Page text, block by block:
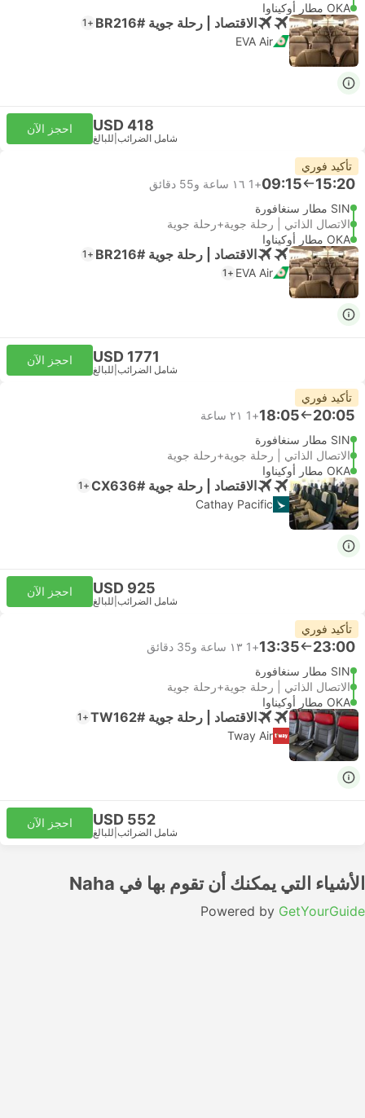
OKA مطار أوكيناوا
الاقتصاد | رحلة جوية #BR216 +1
EVA Air
USD 418
شامل الضرائب للبالغ
احجز الآن
تأكيد فوري
15:20
09:15
+1
١٦ ساعة و‫55 دقائق
SIN مطار سنغافورة
الاتصال الذاتي | رحلة جوية+رحلة جوية
OKA مطار أوكيناوا
الاقتصاد | رحلة جوية #BR216 +1
EVA Air
+1
USD 1771
شامل الضرائب للبالغ
احجز الآن
تأكيد فوري
20:05
18:05
+1
٢١ ساعة
SIN مطار سنغافورة
الاتصال الذاتي | رحلة جوية+رحلة جوية
OKA مطار أوكيناوا
الاقتصاد | رحلة جوية #CX636 +1
Cathay Pacific
USD 925
شامل الضرائب للبالغ
احجز الآن
تأكيد فوري
23:00
13:35
+1
١٣ ساعة و‫35 دقائق
SIN مطار سنغافورة
الاتصال الذاتي | رحلة جوية+رحلة جوية
OKA مطار أوكيناوا
الاقتصاد | رحلة جوية #TW162 +1
Tway Air
USD 552
شامل الضرائب للبالغ
احجز الآن
الأشياء التي يمكنك أن تقوم بها في Naha
Powered by GetYourGuide